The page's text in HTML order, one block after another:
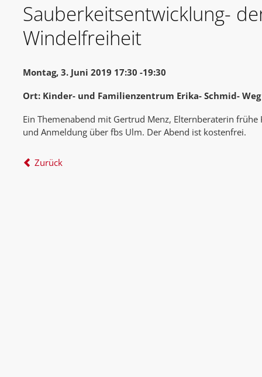
Sauberkeitsentwicklung-
Windelfreiheit
Montag, 3. Juni 2019 17:30 -19:30
Ort: Kinder- und Familienzentrum Erika- Schmid-
Ein Themenabend mit Gertrud Menz, Elternberaterin frühe
und Anmeldung über fbs Ulm. Der Abend ist kostenfrei.
Zurück